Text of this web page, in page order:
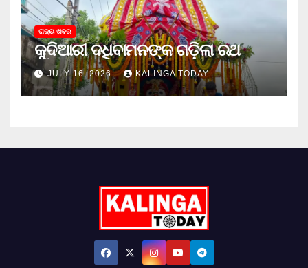
ରାଜ୍ୟ ଖବର
କୁଦିଆରୀ ଦଧିବାମନଙ୍କ ଗଡ଼ିଲା ରଥ
JULY 16, 2026 KALINGA TODAY